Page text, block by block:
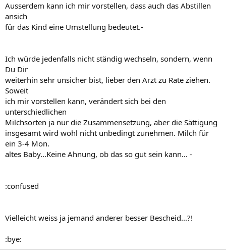
Ausserdem kann ich mir vorstellen, dass auch das Abstillen
ansich
für das Kind eine Umstellung bedeutet.-
Ich würde jedenfalls nicht ständig wechseln, sondern, wenn
Du Dir
weiterhin sehr unsicher bist, lieber den Arzt zu Rate ziehen.
Soweit
ich mir vorstellen kann, verändert sich bei den
unterschiedlichen
Milchsorten ja nur die Zusammensetzung, aber die Sättigung
insgesamt wird wohl nicht unbedingt zunehmen. Milch für
ein 3-4 Mon.
altes Baby...Keine Ahnung, ob das so gut sein kann... -
:confused
Vielleicht weiss ja jemand anderer besser Bescheid...?!
:bye: